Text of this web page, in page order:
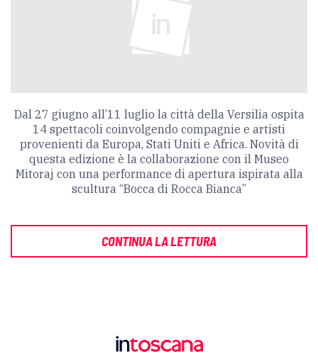
Dal 27 giugno all’11 luglio la città della Versilia ospita
14 spettacoli coinvolgendo compagnie e artisti
provenienti da Europa, Stati Uniti e Africa. Novità di
questa edizione è la collaborazione con il Museo
Mitoraj con una performance di apertura ispirata alla
scultura “Bocca di Rocca Bianca”
CONTINUA LA LETTURA